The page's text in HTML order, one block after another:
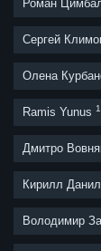
Роман
Сергей
Олена
Ramis Yunus
Дмитро
Кирилл
Володимир